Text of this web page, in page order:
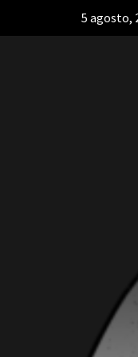
5 agosto,